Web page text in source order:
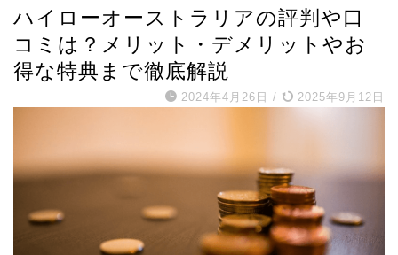
ハイローオーストラリアの評判や口
コミは？メリット・デメリットやお
得な特典まで徹底解説
2024年4月26日 / 2025年9月12日